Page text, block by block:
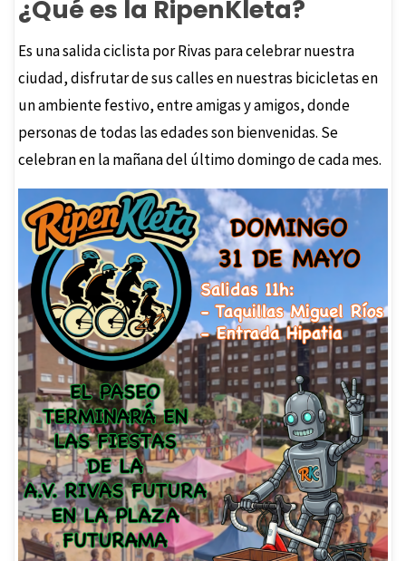
¿Qué es la RipenKleta?
Es una salida ciclista por Rivas para celebrar nuestra
ciudad, disfrutar de sus calles en nuestras bicicletas en
un ambiente festivo, entre amigas y amigos, donde
personas de todas las edades son bienvenidas. Se
celebran en la mañana del último domingo de cada mes.